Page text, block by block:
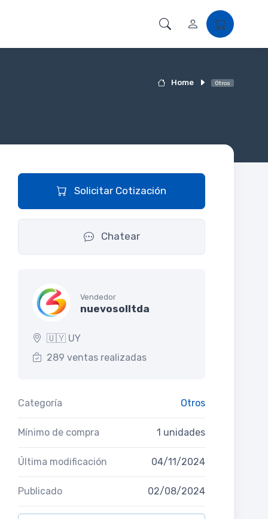
Home Otros
Solicitar Cotización
Chatear
Vendedor
nuevosolltda
🇺🇾 UY
289 ventas realizadas
Categoría Otros
Mínimo de compra 1 unidades
Última modificación 04/11/2024
Publicado 02/08/2024